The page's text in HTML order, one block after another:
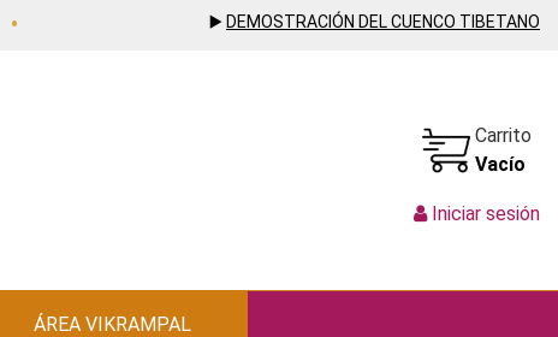
• ▶️ DEMOSTRACIÓN DEL CUENCO TIBETANO
Carrito
Vacío
Iniciar sesión
ÁREA VIKRAMPAL